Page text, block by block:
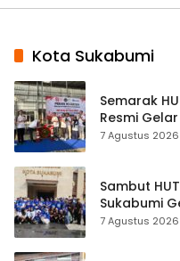
Kota Sukabumi
Semarak
Resmi
Tradisional
7 Agustus 2026
Sambut
Sukabumi
ASRI Lewat
7 Agustus 2026